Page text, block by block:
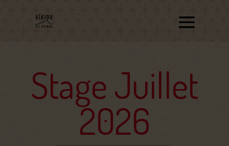
Stage Juillet
2026